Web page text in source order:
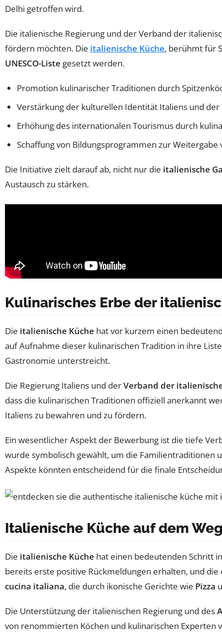
Delhi getroffen wird.
Die italienische Regierung und der Verband der
fördern möchten. Die italienische Küche, berühmt für
UNESCO-Liste gesetzt werden.
Promotion kulinarischer Traditionen durch
Verstärkung der kulturellen Identität Italiens und
Erhöhung des internationalen Tourismus durch
Schaffung von Bildungsprogrammen zur
Die Initiative zielt darauf ab, nicht nur die italienische
Austausch zu stärken.
Kulinarisches Erbe der
Die italienische Küche hat vor kurzem einen
auf Aufnahme dieser kulinarischen Tradition in ihre
Gastronomie unterstreicht.
Die Regierung Italiens und derVerband der
dass die kulinarischen Traditionen offiziell anerkannt
Italiens zu bewahren und zu fördern.
Ein wesentlicher Aspekt der Bewerbung ist die tiefe
wurde symbolisch gewählt, um die Familientraditionen
Aspekte könnten entscheidend für die finale
Italienische Küche auf dem
Die italienische Küche hat einen bedeutenden Schritt
bereits erste positive Rückmeldungen erhalten, und
cucina italiana, die durch ikonische Gerichte wie Pizza
Die Unterstützung der italienischen Regierung und des
von renommierten Köchen und kulinarischen Experten